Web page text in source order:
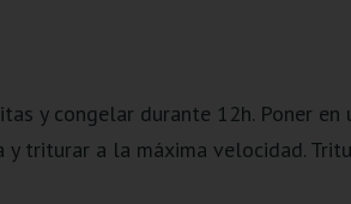
y congelar durante 12h. Poner
y triturar a la máxima velocidad.